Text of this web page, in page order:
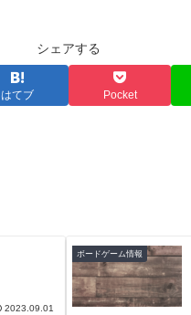
シェアする
はてブ Pocket
2023.09.01
ボードゲーム情報